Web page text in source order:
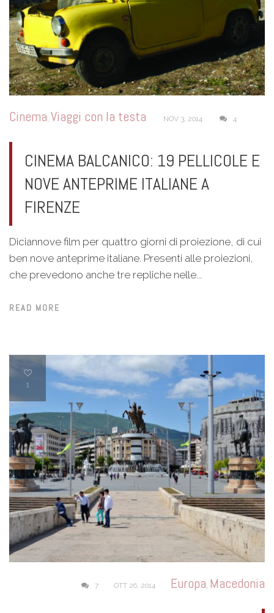
Cinema, Viaggi con la testa NOV 3, 2014 4
CINEMA BALCANICO: 19 PELLICOLE E
NOVE ANTEPRIME ITALIANE A
FIRENZE
Diciannove film per quattro giorni di proiezione, di cui
ben nove anteprime italiane. Presenti alle proiezioni,
che prevedono anche tre repliche nelle...
READ MORE
1
Europa, Macedonia
OTT 26, 2014
7